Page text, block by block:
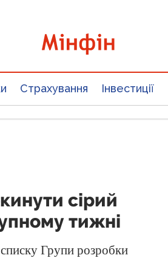
Страхування Інвестиції
сірий
тижні
Групи розробки